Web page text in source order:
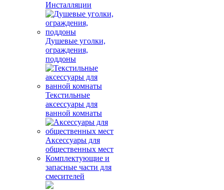
Инсталляции
Душевые уголки,
ограждения,
поддоны
Текстильные
аксессуары для
ванной комнаты
Аксессуары для
общественных мест
Комплектующие и
запасные части для
смесителей